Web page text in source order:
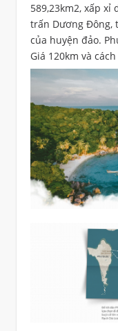
589,23km2, xấp
trấn Dương Đông,
của huyện đảo.
Giá 120km và